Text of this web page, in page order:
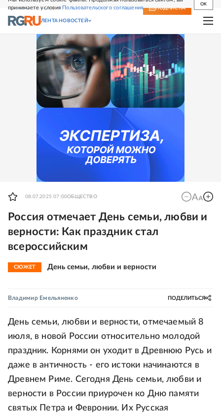
принимаете условия Пользовательского соглашения
OK
СВЕЖИЙ НОМЕР ПОДПИСКА
ЛЕНТА НОВОСТЕЙ
08.07.2025 07:00ОБЩЕСТВО
Россия отмечает День семьи, любви и
верности: Как праздник стал
всероссийским
СЮЖЕТ День семьи, любви и верности
Владимир Емельяненко ПОДЕЛИТЬСЯ
День семьи, любви и верности, отмечаемый 8
июля, в новой России относительно молодой
праздник. Корнями он уходит в Древнюю Русь и
даже в античность - его истоки начинаются в
Древнем Риме. Сегодня День семьи, любви и
верности в России приурочен ко Дню памяти
святых Петра и Февронии. Их Русская